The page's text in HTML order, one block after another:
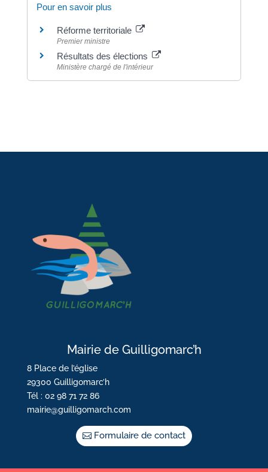
Pour en savoir plus
Réforme territoriale
Premier ministre
Résultats des élections
Ministère chargé de l'intérieur
Mairie de Guilligomarc’h
8 Place de l’église
29300 Guilligomarc’h
Tél : 02 98 71 72 86
mairie@guilligomarch.com
Formulaire de contact